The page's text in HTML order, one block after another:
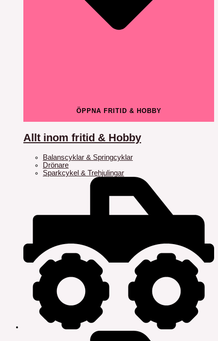
ÖPPNA FRITID & HOBBY
Allt inom fritid & Hobby
Balanscyklar & Springcyklar
Drönare
Sparkcykel & Trehjulingar